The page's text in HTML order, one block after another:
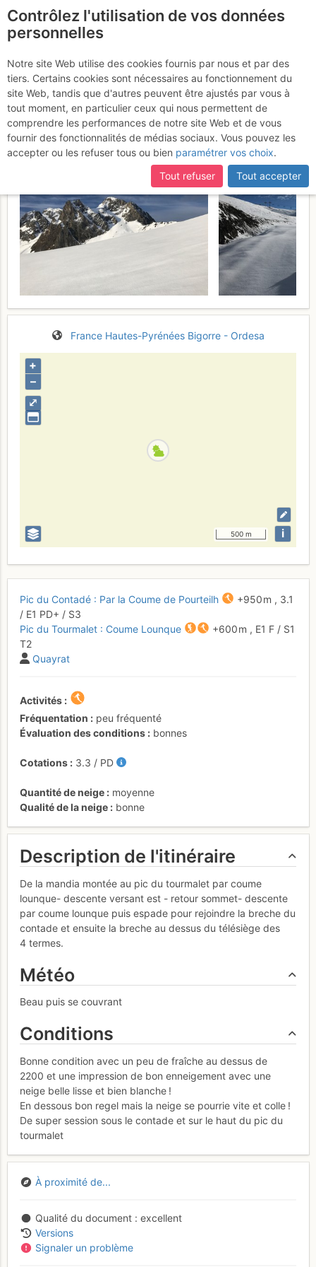
Pic du Tourmalet +
brèche contade
Mercredi 3 mai
2017
France Hautes-Pyrénées Bigorre - Ordesa
⤢
+
–
500 m i
Pic du Contadé : Par la Coume de Pourteilh +950 m , 3.1
/ E1 PD+ / S3
Pic du Tourmalet : Coume Lounque
+600 m , E1 F / S1
T2
Quayrat
Activités
Fréquentation
peu fréquenté
Évaluation des conditions
bonnes
Cotations 3.3 / PD
Quantité de neige
moyenne
Qualité de la neige
bonne
Description de l'itinéraire
De la mandia montée au pic du tourmalet par coume
lounque- descente versant est - retour sommet- descente
par coume lounque puis espade pour rejoindre la breche du
contade et ensuite la breche au dessus du télésiège des
4 termes.
Météo
Beau puis se couvrant
Conditions
Bonne condition avec un peu de fraîche au dessus de
2200 et une impression de bon enneigement avec une
neige belle lisse et bien blanche !
En dessous bon regel mais la neige se pourrie vite et colle !
De super session sous le contade et sur le haut du pic du
tourmalet
À proximité de...
Qualité du document
excellent
Versions
Signaler un problème
Contrôlez l'utilisation de vos données
personnelles
Notre site Web utilise des cookies fournis par nous et par des
tiers. Certains cookies sont nécessaires au fonctionnement du
site Web, tandis que d'autres peuvent être ajustés par vous à
tout moment, en particulier ceux qui nous permettent de
comprendre les performances de notre site Web et de vous
fournir des fonctionnalités de médias sociaux. Vous pouvez les
accepter ou les refuser tous ou bien paramétrer vos choix.
Tout refuser
Tout accepter